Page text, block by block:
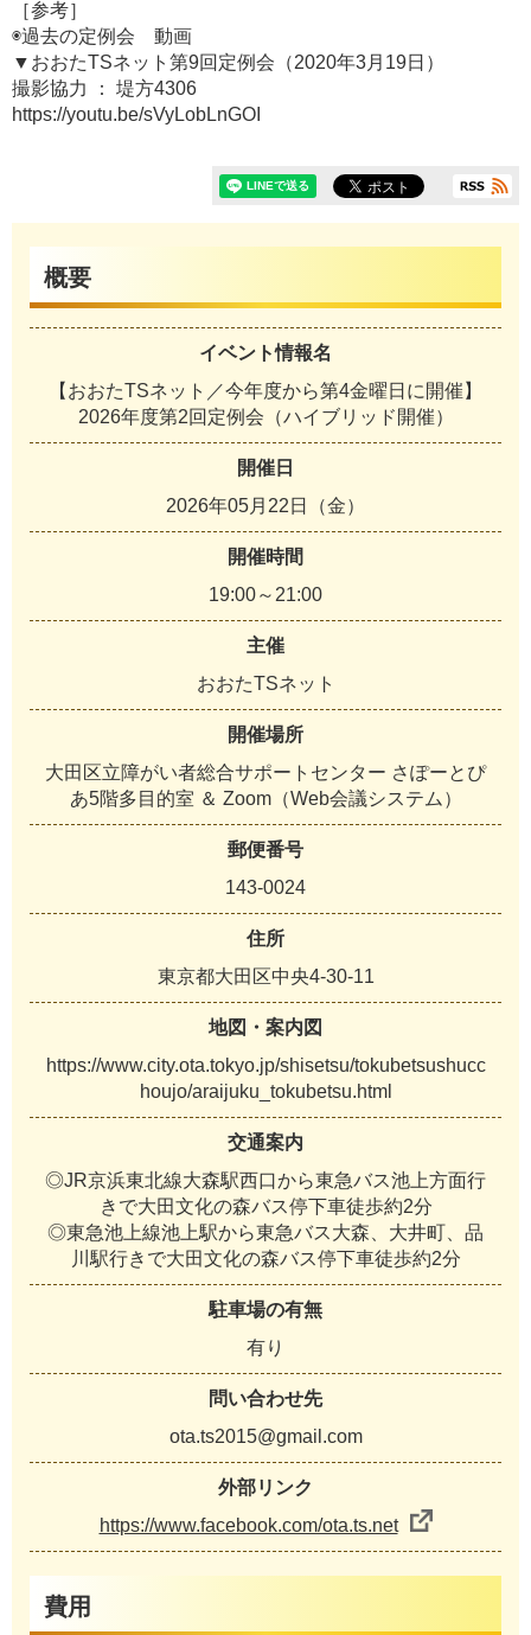
［参考］
◉過去の定例会 動画
▼おおたTSネット第9回定例会（2020年3月19日）
撮影協力 ： 堤方4306
https://youtu.be/sVyLobLnGOI
概要
イベント情報名
【おおたTSネット／今年度から第4金曜日に開催】
2026年度第2回定例会（ハイブリッド開催）
開催日
2026年05月22日（金）
開催時間
19:00～21:00
主催
おおたTSネット
開催場所
大田区立障がい者総合サポートセンター さぽーとぴ
あ5階多目的室 ＆ Zoom（Web会議システム）
郵便番号
143-0024
住所
東京都大田区中央4-30-11
地図・案内図
https://www.city.ota.tokyo.jp/shisetsu/tokubetsushucc
houjo/araijuku_tokubetsu.html
交通案内
◎JR京浜東北線大森駅西口から東急バス池上方面行
きで大田文化の森バス停下車徒歩約2分
◎東急池上線池上駅から東急バス大森、大井町、品
川駅行きで大田文化の森バス停下車徒歩約2分
駐車場の有無
有り
問い合わせ先
ota.ts2015@gmail.com
外部リンク
https://www.facebook.com/ota.ts.net
費用